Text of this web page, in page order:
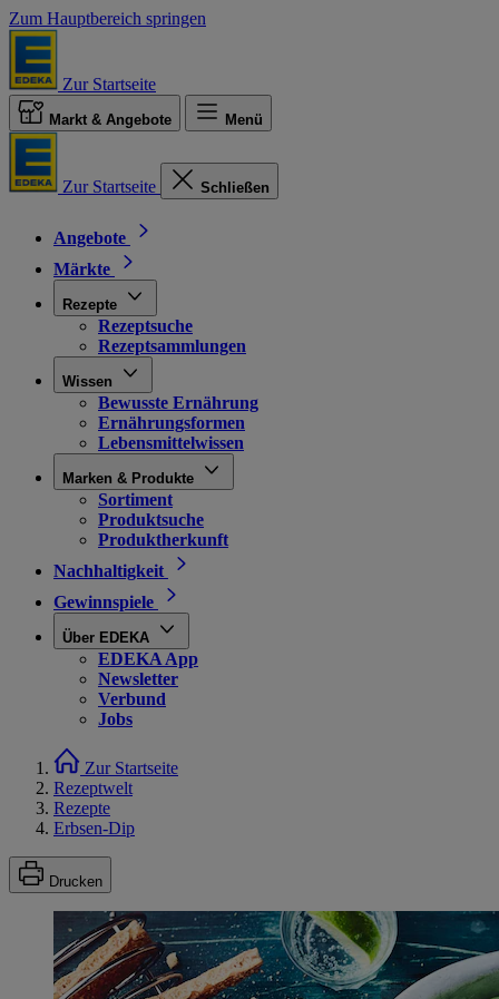
Zum Hauptbereich springen
Zur Startseite
Markt & Angebote Menü
Zur Startseite Schließen
Angebote
Märkte
Rezepte
Rezeptsuche
Rezeptsammlungen
Wissen
Bewusste Ernährung
Ernährungsformen
Lebensmittelwissen
Marken & Produkte
Sortiment
Produktsuche
Produktherkunft
Nachhaltigkeit
Gewinnspiele
Über EDEKA
EDEKA App
Newsletter
Verbund
Jobs
Zur Startseite
Rezeptwelt
Rezepte
Erbsen-Dip
Drucken